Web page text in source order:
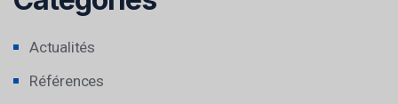
Actualités
Références